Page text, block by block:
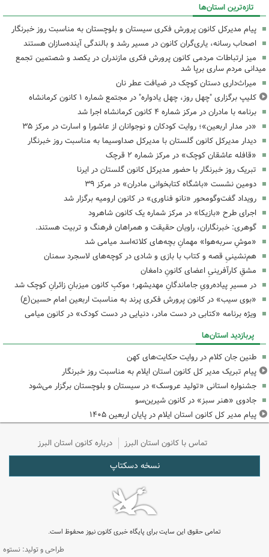
تازه‌ترین استان‌ها
پیام مدیرکل کانون پرورش فکری سیستان و بلوچستان به مناسبت روز خبرنگار
اصحاب رسانه، یاری‌گران کانون در مسیر رشد و بالندگی آینده‌سازان هستند
میز ارتباطات مردمی کانون پرورش فکری مازندران در یکصد و شصتمین تجمع
میدانی مردم ساری برپا شد
میراث‌داری دستان کوچک در ضیافت عطر نان
کلیپ برگزاری "چهل روز، چهل یادواره" در مجتمع شماره ۱ کانون کرمانشاه
برنامه با مادران در مرکز شماره ۴ کانون کرمانشاه اجرا شد
«در مدار اربعین»؛ روایت کودکان و نوجوانان از عاشورا و اسارت در مرکز ۳۵
دیدار مدیرکل کانون گلستان با مدیرکل صداوسیما به مناسبت روز خبرنگار
«قافله عاشقان کوچک» در مرکز شماره ۲ قرچک
تبریک روز خبرنگار با حضور مدیرکل کانون گلستان در ایرنا
دومین نشست «باشگاه کتابخوانی مادران» در مرکز ۳۹
رویداد گفت‌وگومحور «نانو فناوری» در کانون ارومیه برگزار شد
اجرای طرح «بازیکا» در مرکز شماره یک کانون شاهرود
گوهری: خبرنگاران، راویان حقیقت و همراهان فرهنگ و تربیت هستند.
«موشِ سربه‌هوا» مهمانِ بچه‌های کلاته‌اسد میامی شد
هم‌نشینیِ قصه و کتاب با بازی و شادی در کوچه‌های لاسجرد سمنان
مشقِ کارآفرینیِ اعضای کانونِ دامغان
در مسیرِ پیاده‌رویِ جاماندگانِ مهدیشهر؛ موکبِ کانون میزبانِ زائرانِ کوچک شد
«بوی سیب» در کانون پرورش فکری پرند به مناسبت اربعین امام حسین(ع)
ویژه برنامه «کتابی در دست مادر، دنیایی در دست کودک» در کانون میامی
پربازدید استان‌ها
طنین جان کلام در روایت حکایت‌های کهن
پیام تبریک مدیر کل کانون استان ایلام به مناسبت روز خبرنگار
جشنواره استانی «تولید عروسک» در سیستان و بلوچستان برگزار می‌شود
جادوی «هنر سبز» در کانون شیرین‌سو
پیام مدیر کل کانون استان ایلام در پایان اربعین ۱۴۰۵
تماس با کانون استان البرز درباره کانون استان البرز
نسخه دسکتاپ
تمامی حقوق این سایت برای پایگاه خبری کانون نیوز محفوظ است.
طراحی و تولید: نستوه